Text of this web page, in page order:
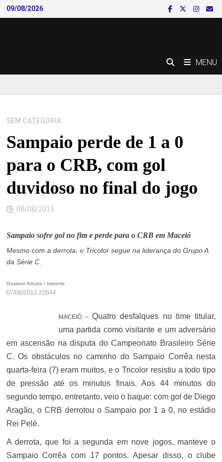
Skip
to
09/08/2026
MENU
SEM CATEGORIA
Sampaio perde de 1 a 0
para o CRB, com gol
duvidoso no final do jogo
08/08/2013
Sampaio sofre gol no fim e perde para o CRB em Maceió
Mesmo com a derrota, o Tricolor segue na liderança do Grupo A
da Série C.
Gustavo Arruda / Imirante
07/08/2013 22h44
MACEIÓ–Quatro desfalques no time titular,
uma partida como visitante e um adversário
em ascensão na disputa do Campeonato Brasileiro Série
C. Os obstáculos no caminho do Sampaio Corrêa nesta
quarta-feira (7) eram muitos, e o Tricolor resistiu a todo tipo
de pressão até os minutos finais. Aos 44 minutos do
segundo tempo, entretanto, veio o baque: com gol de Diego
Aragão, o CRB derrotou o Sampaio por 1 a 0, no estádio
Rei Pelé.
A derrota, que foi a segunda em nove jogos, manteve o
Sampaio Corrêa com 17 pontos. Apesar disso, o clube